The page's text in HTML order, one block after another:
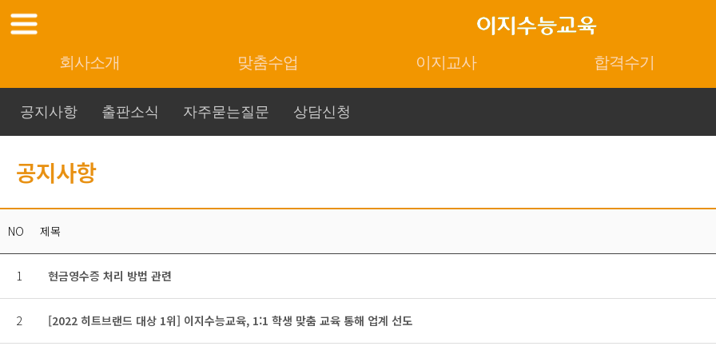
회사소개 맞춤수업 이지교사 합격수기
공지사항 출판소식 자주묻는질문 상담신청
공지사항
NO 제목
1 현금영수증 처리 방법 관련
2 [2022 히트브랜드 대상 1위] 이지수능교육, 1:1 학생 맞춤 교육 통해 업계 선도